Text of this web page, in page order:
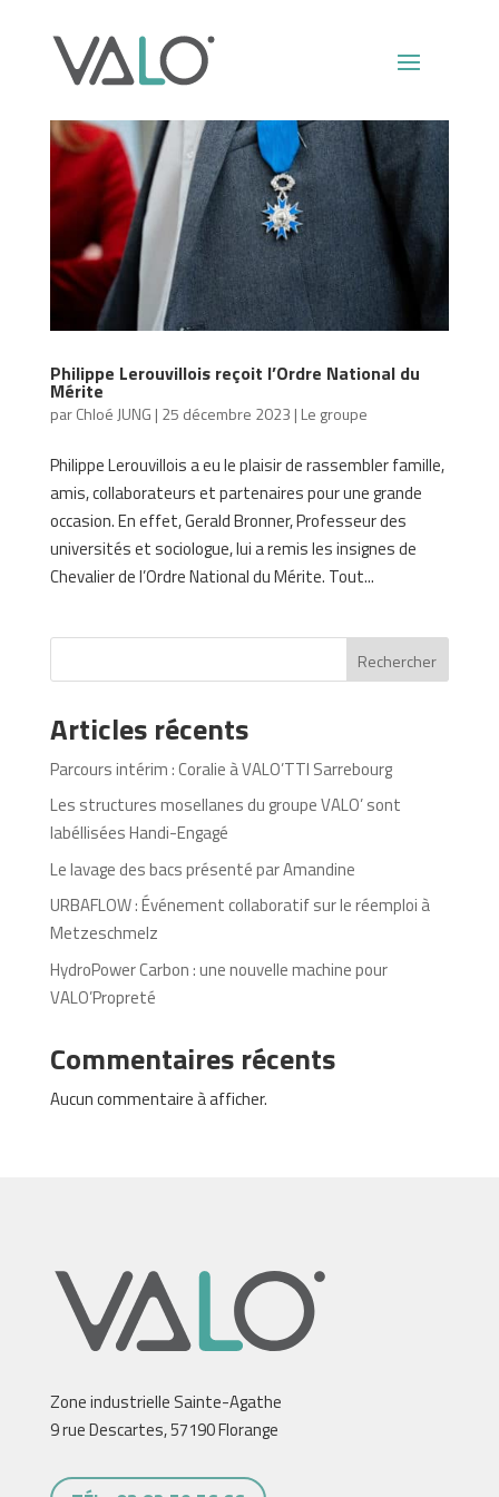
Philippe Lerouvillois reçoit l’Ordre National du
Mérite
parChloé JUNG | 25 décembre 2023 | Le groupe
Philippe Lerouvillois a eu le plaisir de rassembler famille,
amis, collaborateurs et partenaires pour une grande
occasion. En effet, Gerald Bronner, Professeur des
universités et sociologue, lui a remis les insignes de
Chevalier de l’Ordre National du Mérite. Tout...
Rechercher
Articles récents
Parcours intérim : Coralie à VALO’TTI Sarrebourg
Les structures mosellanes du groupe VALO’ sont
labéllisées Handi-Engagé
Le lavage des bacs présenté par Amandine
URBAFLOW : Événement collaboratif sur le réemploi à
Metzeschmelz
HydroPower Carbon : une nouvelle machine pour
VALO’Propreté
Commentaires récents
Aucun commentaire à afficher.
Zone industrielle Sainte-Agathe
9 rue Descartes, 57190 Florange